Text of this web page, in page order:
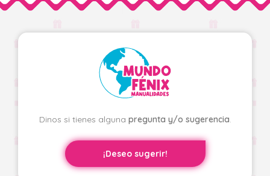
Dinos si tienes alguna pregunta y/o sugerencia.
¡Deseo sugerir!